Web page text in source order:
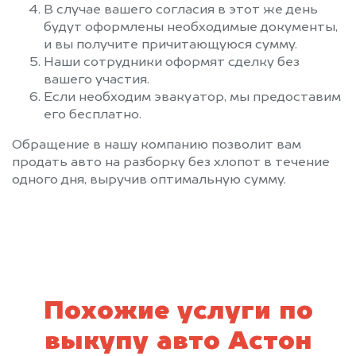
В случае вашего согласия в этот же день
будут оформлены необходимые документы,
и вы получите причитающуюся сумму.
Наши сотрудники оформят сделку без
вашего участия.
Если необходим эвакуатор, мы предоставим
его бесплатно.
Обращение в нашу компанию позволит вам
продать авто на разборку без хлопот в течение
одного дня, выручив оптимальную сумму.
Похожие услуги по
выкупу авто Астон